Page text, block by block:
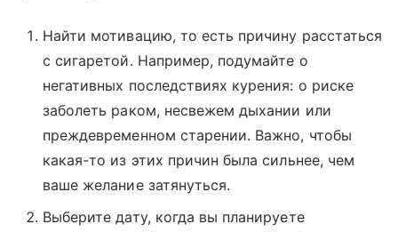
Найти мотивацию, то есть причину расстаться
с сигаретой. Например, подумайте о
негативных последствиях курения: о риске
заболеть раком, несвежем дыхании или
преждевременном старении. Важно, чтобы
какая-то из этих причин была сильнее, чем
ваше желание затянуться.
Выберите дату, когда вы планируете